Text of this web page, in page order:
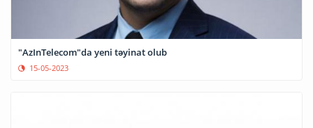
"AzInTelecom"da yeni təyinat olub
15-05-2023